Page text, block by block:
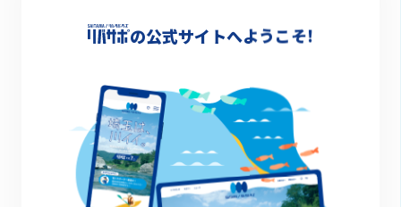
お知らせ
1
の公式サイトへようこそ!